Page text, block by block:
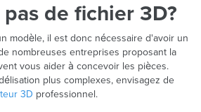
de fichier 3D?
modèle, il est donc nécessaire d'avoir un
nombreuses entreprises proposant la
vous aider à concevoir les pièces.
plus complexes, envisagez de
3D professionnel.